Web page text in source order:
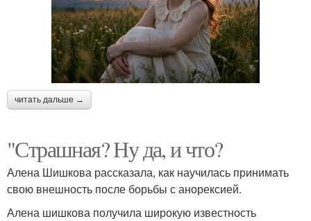
читать дальше →
"Страшная? Ну да, и что?
Алена Шишкова рассказала, как научилась принимать
свою внешность после борьбы с анорексией.
Алена шишкова получила широкую известность